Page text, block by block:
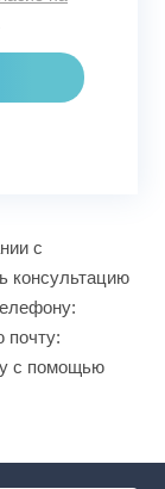
с
консультацию
почту:
с помощью